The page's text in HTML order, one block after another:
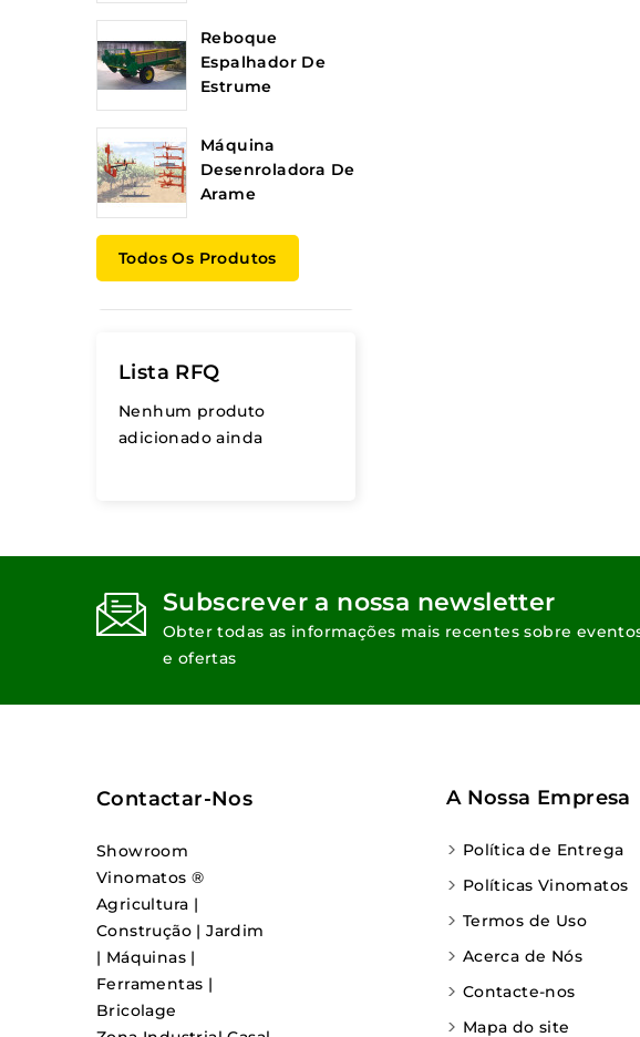
Reboque
Espalhador De
Estrume
Máquina
Desenroladora De
Arame
Todos Os Produtos
Lista RFQ
Nenhum produto
adicionado ainda
Subscrever a nossa newsletter
Obter todas as informações mais recentes sobre
e ofertas
Contactar-Nos
Showroom
Vinomatos ®
Agricultura |
Construção | Jardim
| Máquinas |
Ferramentas |
Bricolage
A Nossa Empresa
Política de Entrega
Políticas Vinomatos
Termos de Uso
Acerca de Nós
Contacte-nos
Mapa do site